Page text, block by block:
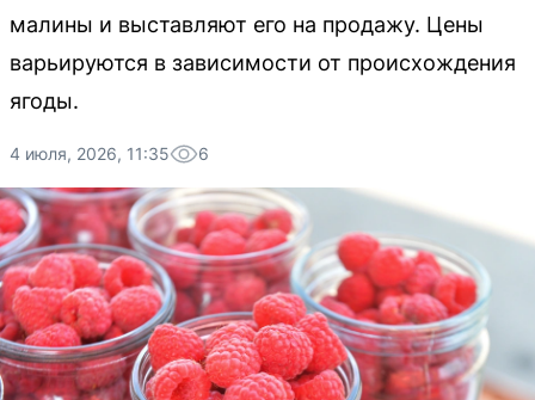
малины и выставляют его на продажу. Цены
варьируются в зависимости от происхождения
ягоды.
4 июля, 2026, 11:35 6